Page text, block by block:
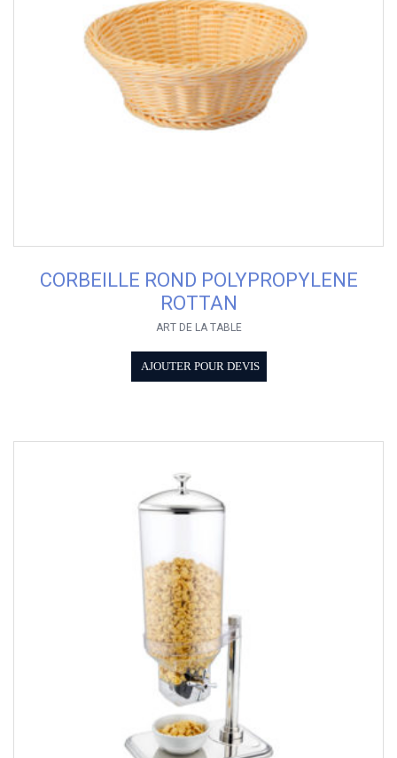
CORBEILLE ROND POLYPROPYLENE
ROTTAN
ART DE LA TABLE
AJOUTER POUR DEVIS